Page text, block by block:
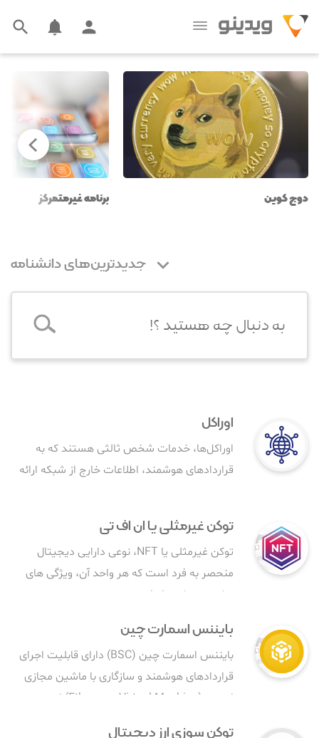
  
دوج کوین برنامه غیرمتمرکز
 جدیدترین‌های دانشنامه
اوراکل
اوراکل‌ها، خدمات شخص ثالثی هستند که به
قراردادهای هوشمند، اطلاعات خارج از شبکه ارائه
توکن غیرمثلی یا ان اف تی
توکن غیرمثلی یا NFT، نوعی دارایی دیجیتال
منحصر به فرد است که هر واحد آن، ویژگی های
مخصوص خود را دارد.
بایننس اسمارت چین
بایننس اسمارت چین (BSC) دارای قابلیت اجرای
قراردادهای هوشمند و سازگاری با ماشین مجازی
اتریوم (Ethereum Virtual Machine) است.
توکن سوزی ارز دیجیتال